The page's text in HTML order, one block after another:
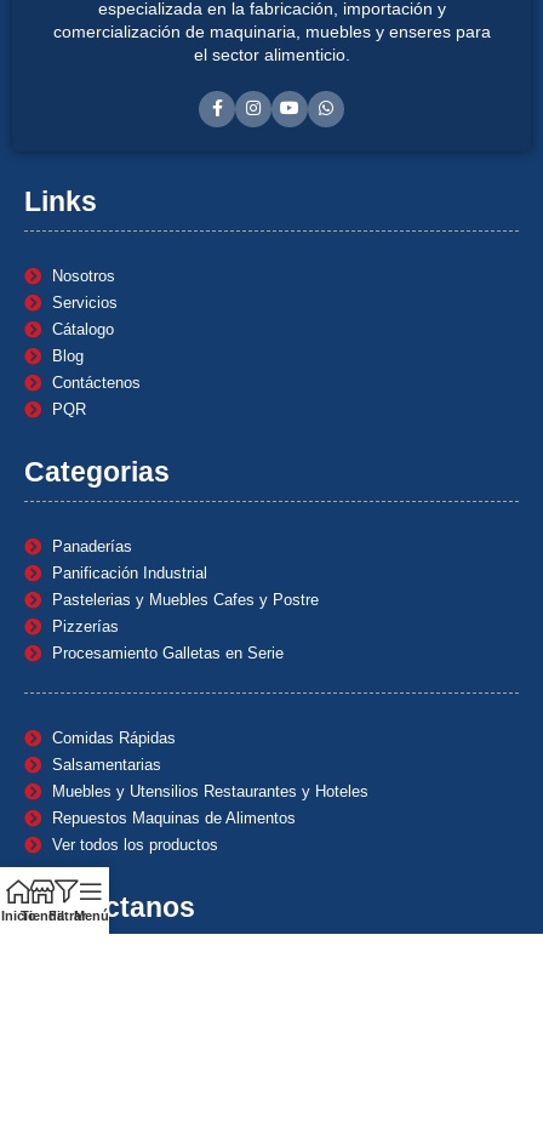
especializada en la fabricación, importación y
comercialización de maquinaria, muebles y enseres para
el sector alimenticio.
Links
Nosotros
Servicios
Cátalogo
Blog
Contáctenos
PQR
Categorias
Panaderías
Panificación Industrial
Pastelerias y Muebles Cafes y Postre
Pizzerías
Procesamiento Galletas en Serie
Comidas Rápidas
Salsamentarias
Muebles y Utensilios Restaurantes y Hoteles
Repuestos Maquinas de Alimentos
Ver todos los productos
Contáctanos
InicioTiendaFiltrarMenú